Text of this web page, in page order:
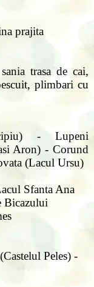
prajita
trasa de cai,
plimbari cu
- Lupeni
Aron) - Corund
(Lacul Ursu)
Sfanta Ana
Bicazului
Peles) -